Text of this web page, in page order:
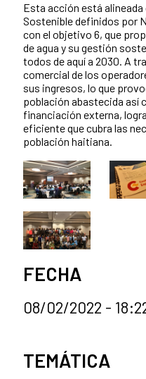
Esta acción está
Sostenible definidos por
con el objetivo 6, que
de agua y su gestión
todos de aquí a 2030. A
comercial de los
sus ingresos, lo que
población abastecida así
financiación externa,
eficiente que cubra las
población haitiana.
FECHA
08/02/2022 -
Categorías de la noticia
TEMÁTICA